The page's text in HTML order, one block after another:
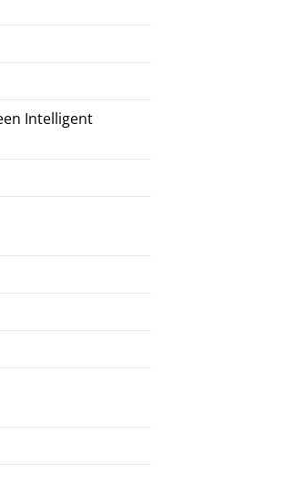
Intelligent